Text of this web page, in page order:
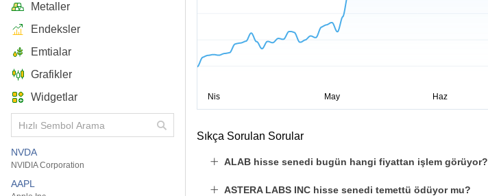
Metaller
Endeksler
Emtialar
Grafikler
Widgetlar
NVDA
NVIDIA Corporation
AAPL
Sıkça Sorulan Sorular
ALAB hisse senedi bugün hangi fiyattan işlem görüyor?
ASTERA LABS INC hisse senedi temettü ödüyor mu?